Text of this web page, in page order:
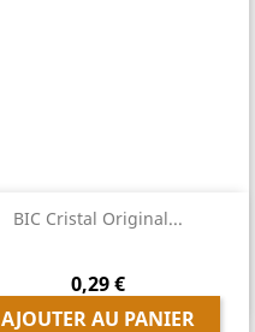
BIC Cristal Original...
Prix
0,29 €
AJOUTER AU PANIER
 Aperçu rapide